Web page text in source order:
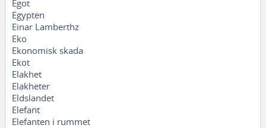
Egot
Egypten
Einar Lamberthz
Eko
Ekonomisk skada
Ekot
Elakhet
Elakheter
Eldslandet
Elefant
Elefanten i rummet